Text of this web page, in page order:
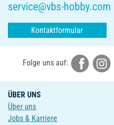
service@vbs-hobby.com
Kontaktformular
Folge uns auf:
ÜBER UNS
Über uns
Jobs & Karriere